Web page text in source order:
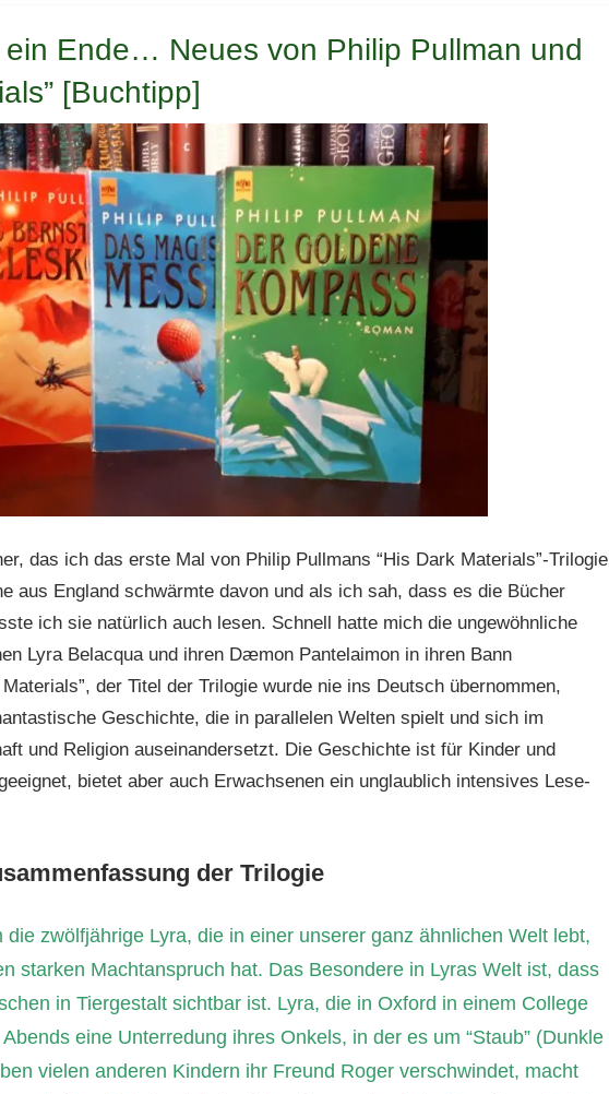
ein Ende… Neues von Philip Pullman und
[Buchtipp]
das ich das erste Mal von Philip Pullmans “His Dark Materials”-Trilogie
aus England schwärmte davon und als ich sah, dass es die Bücher
ich sie natürlich auch lesen. Schnell hatte mich die ungewöhnliche
Lyra Belacqua und ihren Dæmon Pantelaimon in ihren Bann
der Titel der Trilogie wurde nie ins Deutsch übernommen,
Geschichte, die in parallelen Welten spielt und sich im
und Religion auseinandersetzt. Die Geschichte ist für Kinder und
bietet aber auch Erwachsenen ein unglaublich intensives Lese-
der Trilogie
die zwölfjährige Lyra, die in einer unserer ganz ähnlichen Welt lebt,
starken Machtanspruch hat. Das Besondere in Lyras Welt ist, dass
in Tiergestalt sichtbar ist. Lyra, die in Oxford in einem College
eine Unterredung ihres Onkels, in der es um “Staub” (Dunkle
vielen anderen Kindern ihr Freund Roger verschwindet, macht